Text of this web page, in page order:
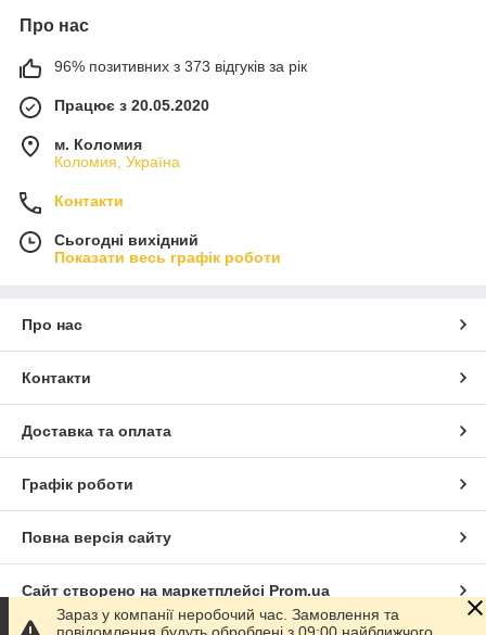
Про нас
96% позитивних з 373 відгуків за рік
Працює з 20.05.2020
м. Коломия
Коломия, Україна
Контакти
Сьогодні вихідний
Показати весь графік роботи
Про нас
Контакти
Доставка та оплата
Графік роботи
Повна версія сайту
Сайт створено на маркетплейсі Prom.ua
Зараз у компанії неробочий час. Замовлення та